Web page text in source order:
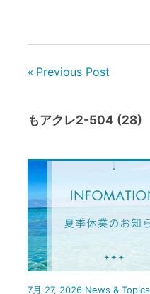
Previous Post
もアクレ2-504 (28)
7月 27, 2026 News & Topics